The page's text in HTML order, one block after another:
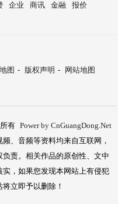
企业 商讯 金融
报价
图 - 版权声明 -
网站地图
有 Power by CnGuangDong.Net
、音频等资料均来自互联网，
责。相关作品的原创性、文中
，如果您发现本网站上有侵犯
立即予以删除！